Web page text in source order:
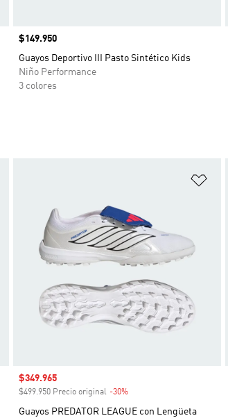
Precio
$149.950
Guayos Deportivo III Pasto Sintético Kids
Niño Performance
3 colores
Precio de venta
$349.965
$499.950 Precio original -30%
Guayos PREDATOR LEAGUE con Lengüeta